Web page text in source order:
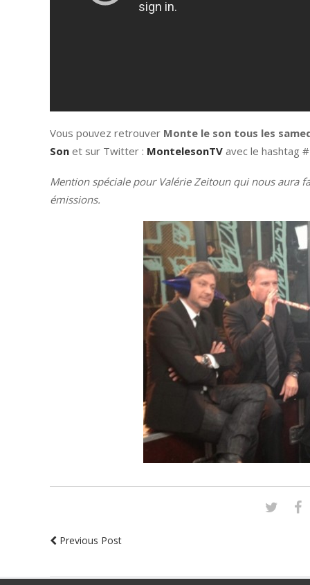
Vous pouvez retrouver Monte le son tous les
Son et sur Twitter : MontelesonTV avec le hashtag
Mention spéciale pour Valérie Zeitoun qui nous aura
émissions.
Previous Post